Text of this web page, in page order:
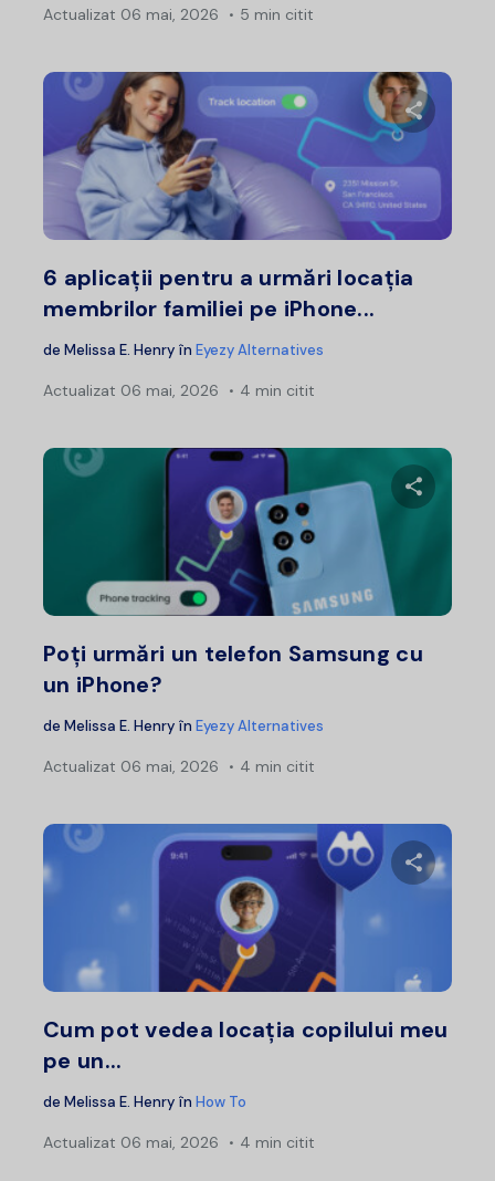
Actualizat 06 mai, 2026 5 min citit
6 aplicații pentru a urmări locația
membrilor familiei pe iPhone...
de Melissa E. Henry în Eyezy Alternatives
Actualizat 06 mai, 2026 4 min citit
Poți urmări un telefon Samsung cu
un iPhone?
de Melissa E. Henry în Eyezy Alternatives
Actualizat 06 mai, 2026 4 min citit
Cum pot vedea locația copilului meu
pe un...
de Melissa E. Henry în How To
Actualizat 06 mai, 2026 4 min citit